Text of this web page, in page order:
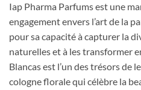
Iap Pharma Parfums est une
engagement envers l’art de la
pour sa capacité à capturer la
naturelles et à les transformer
Blancas est l’un des trésors de
cologne florale qui célèbre la